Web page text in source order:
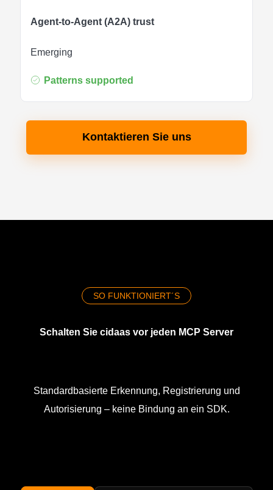
Agent-to-Agent (A2A) trust
Emerging
Patterns supported
Kontaktieren Sie uns
SO FUNKTIONIERT´S
Schalten Sie cidaas vor jeden MCP Server
Standardbasierte Erkennung, Registrierung und
Autorisierung – keine Bindung an ein SDK.